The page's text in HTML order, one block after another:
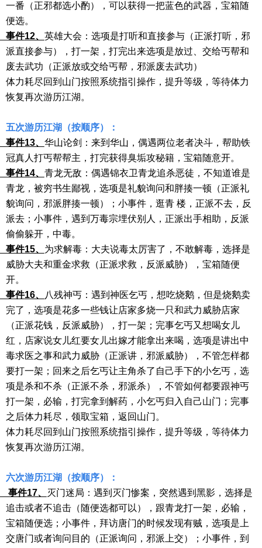
一番（正邪都选小酌），可以获得一把蓝色的武器，宝箱随
便选。
12、 英雄大会：选项是打听和直接参与（正派打听，邪
派直接参与），打一架，打完出来选项是放过、交给丐帮和
废去武功（正派放或交给丐帮，邪派废去武功）
体力耗尽回到山门按照系统指引操作，提升等级，等待体力
恢复再次游历江湖。
五次游历江湖（按顺序）：
13、 华山论剑：来到华山，偶遇两位老者决斗，帮助铁
冠真人打丐帮帮主，打完获得臭垢攻秘籍，宝箱随意开。
14、 青龙无敌：偶遇锦衣卫青龙追杀恶徒，不知道谁是
青龙，被穷书生鄙视，选项是礼貌询问和胖揍一顿（正派礼
貌询问，邪派胖揍一顿）；小事件，逛青 楼，正派不去，反
派去；小事件，遇到万毒宗埋伏别人，正派出手相助，反派
偷偷躲开，中毒。
15、 为求解毒：大夫说毒太厉害了，不敢解毒，选择是
威胁大夫和重金求救（正派求救，反派威胁），宝箱随便
开。
16、
八残神丐：遇到神医乞丐，想吃烧鹅，但是烧鹅卖
完了，选项是花多一些钱让店家多烧一只和武力威胁店家
（正派花钱，反派威胁），打一架；完事乞丐又想喝女儿
红，店家说女儿红要女儿出嫁才能拿出来喝，选项是讲出中
毒求医之事和武力威胁（正派讲，邪派威胁），不管怎样都
要打一架；回来之后乞丐让主角杀了自己手下的小乞丐，选
项是杀和不杀（正派不杀，邪派杀），不管如何都要跟神丐
打一架，必输，打完拿到解药，小乞丐归入自己山门；完事
之后体力耗尽，领取宝箱，返回山门。
体力耗尽回到山门按照系统指引操作，提升等级，等待体力
恢复再次游历江湖。
六次游历江湖（按顺序）：
17、
灭门迷局：遇到灭门惨案，突然遇到黑影，选择是
追击或者不追击（随便选都可以），跟青龙打一架，必输，
宝箱随便选；小事件，拜访唐门的时候发现有贼，选项是上
交唐门或者询问目的（正派询问，邪派上交）；小事件，到